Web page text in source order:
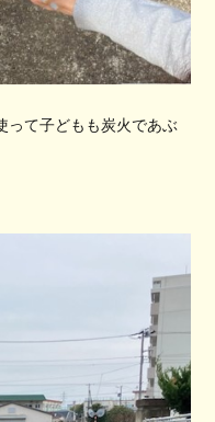
て子どもも炭火であぶ